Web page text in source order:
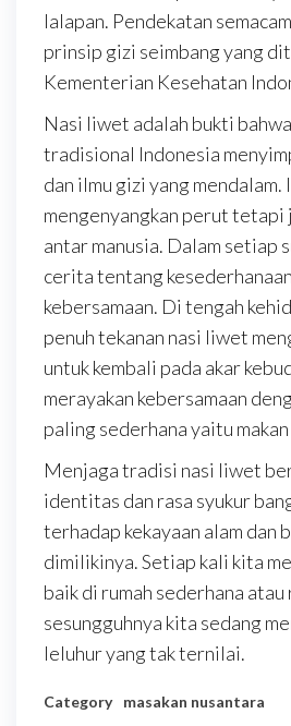
lalapan. Pendekatan
prinsip gizi seimbang yang
Kementerian Kesehatan
Nasi liwet adalah bukti
tradisional Indonesia
dan ilmu gizi yang mendalam.
mengenyangkan perut tetapi
antar manusia. Dalam setiap
cerita tentang
kebersamaan. Di tengah
penuh tekanan nasi liwet
untuk kembali pada akar
merayakan kebersamaan
paling sederhana yaitu
Menjaga tradisi nasi liwet
identitas dan rasa syukur
terhadap kekayaan alam dan
dimilikinya. Setiap kali kita
baik di rumah sederhana
sesungguhnya kita sedang
leluhur yang tak ternilai.
Category
masakan nusantara